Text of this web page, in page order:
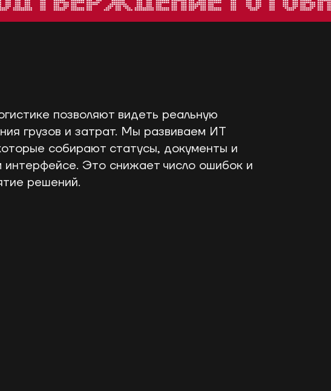
позволяют видеть реальную
грузов и затрат. Мы развиваем ИТ
собирают статусы, документы и
интерфейсе. Это снижает число ошибок и
решений.